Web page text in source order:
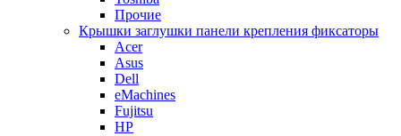
Прочие
Крышки заглушки панели крепления фиксаторы
Acer
Asus
Dell
eMachines
Fujitsu
HP